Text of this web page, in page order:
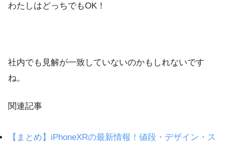
わたしはどっちでもOK！
社内でも見解が一致していないのかもしれないです
ね。
関連記事
【まとめ】iPhoneXRの最新情報！値段・デザイン・ス